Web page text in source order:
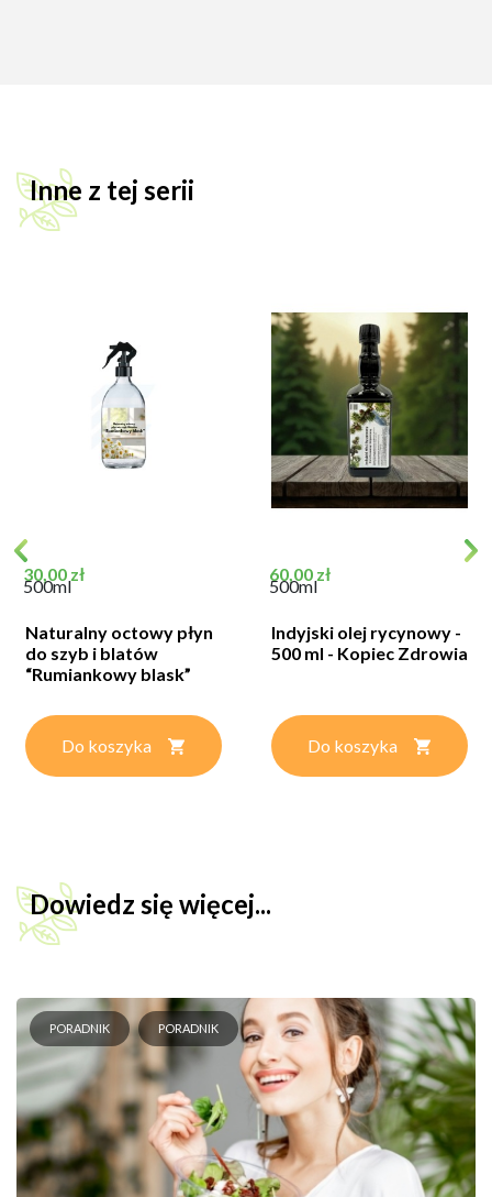
Inne z tej serii
Cena
30,00 zł
500ml
Naturalny octowy płyn
do szyb i blatów
“Rumiankowy blask”
Do koszyka
Cena
60,00 zł
500ml
Indyjski olej rycynowy -
500 ml - Kopiec Zdrowia
Do koszyka
Dowiedz się więcej...
PORADNIK PORADNIK